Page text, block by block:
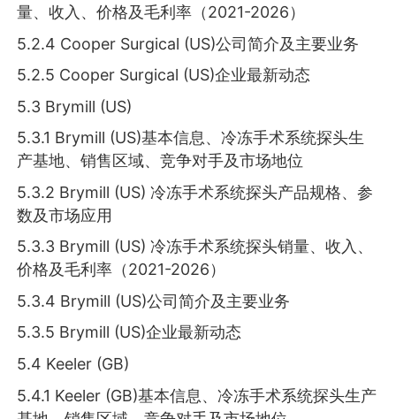
量、收入、价格及毛利率（2021-2026）
5.2.4 Cooper Surgical (US)公司简介及主要业务
5.2.5 Cooper Surgical (US)企业最新动态
5.3 Brymill (US)
5.3.1 Brymill (US)基本信息、冷冻手术系统探头生
产基地、销售区域、竞争对手及市场地位
5.3.2 Brymill (US) 冷冻手术系统探头产品规格、参
数及市场应用
5.3.3 Brymill (US) 冷冻手术系统探头销量、收入、
价格及毛利率（2021-2026）
5.3.4 Brymill (US)公司简介及主要业务
5.3.5 Brymill (US)企业最新动态
5.4 Keeler (GB)
5.4.1 Keeler (GB)基本信息、冷冻手术系统探头生产